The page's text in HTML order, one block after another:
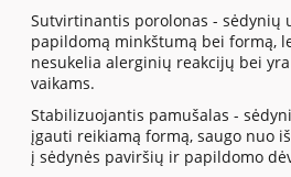
Sutvirtinantis porolonas - sėdynių
papildomą minkštumą bei formą,
nesukelia alerginių reakcijų bei
vaikams.
Stabilizuojantis pamušalas -
įgauti reikiamą formą, saugo nuo
į sėdynės paviršių ir papildomo